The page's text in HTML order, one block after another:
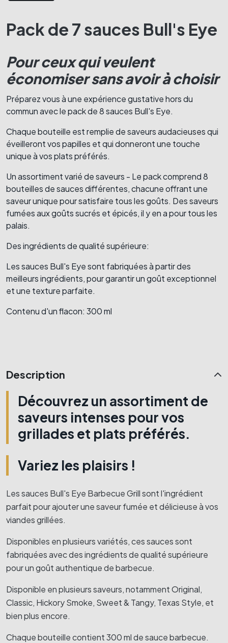
Pack de 7 sauces Bull's Eye
Pour ceux qui veulent
économiser sans avoir à choisir
Préparez vous à une expérience gustative hors du
commun avec le pack de 8 sauces Bull's Eye.
Chaque bouteille est remplie de saveurs audacieuses qui
éveilleront vos papilles et qui donneront une touche
unique à vos plats préférés.
Un assortiment varié de saveurs - Le pack comprend 8
bouteilles de sauces différentes, chacune offrant une
saveur unique pour satisfaire tous les goûts. Des saveurs
fumées aux goûts sucrés et épicés, il y en a pour tous les
palais.
Des ingrédients de qualité supérieure:
Les sauces Bull's Eye sont fabriquées à partir des
meilleurs ingrédients, pour garantir un goût exceptionnel
et une texture parfaite.
Contenu d'un flacon: 300 ml
Description
Découvrez un assortiment de
saveurs intenses pour vos
grillades et plats préférés.
Variez les plaisirs !
Les sauces Bull's Eye Barbecue Grill sont l'ingrédient
parfait pour ajouter une saveur fumée et délicieuse à vos
viandes grillées.
Disponibles en plusieurs variétés, ces sauces sont
fabriquées avec des ingrédients de qualité supérieure
pour un goût authentique de barbecue.
Disponible en plusieurs saveurs, notamment Original,
Classic, Hickory Smoke, Sweet & Tangy, Texas Style, et
bien plus encore.
Chaque bouteille contient 300 ml de sauce barbecue.